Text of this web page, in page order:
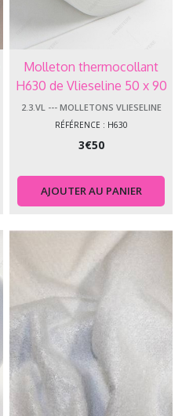
Molleton thermocollant
H630 de Vlieseline 50 x 90
cm
2.3.VL --- MOLLETONS VLIESELINE
RÉFÉRENCE : H630
3€50
AJOUTER AU PANIER